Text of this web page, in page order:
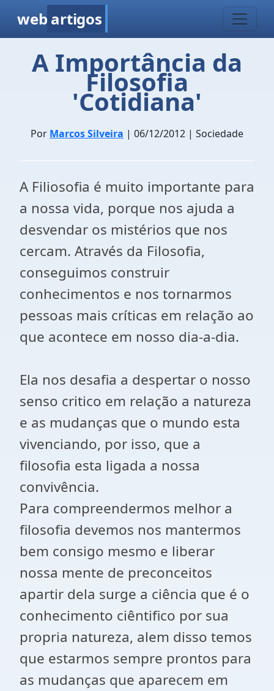
web artigos
A Importância da
Filosofia
'Cotidiana'
Por Marcos Silveira | 06/12/2012 | Sociedade
A Filiosofia é muito importante para
a nossa vida, porque nos ajuda a
desvendar os mistérios que nos
cercam. Através da Filosofia,
conseguimos construir
conhecimentos e nos tornarmos
pessoas mais críticas em relação ao
que acontece em nosso dia-a-dia.
Ela nos desafia a despertar o nosso
senso critico em relação a natureza
e as mudanças que o mundo esta
vivenciando, por isso, que a
filosofia esta ligada a nossa
convivência.
Para compreendermos melhor a
filosofia devemos nos mantermos
bem consigo mesmo e liberar
nossa mente de preconceitos
apartir dela surge a ciência que é o
conhecimento ciêntifico por sua
propria natureza, alem disso temos
que estarmos sempre prontos para
as mudanças que aparecem em